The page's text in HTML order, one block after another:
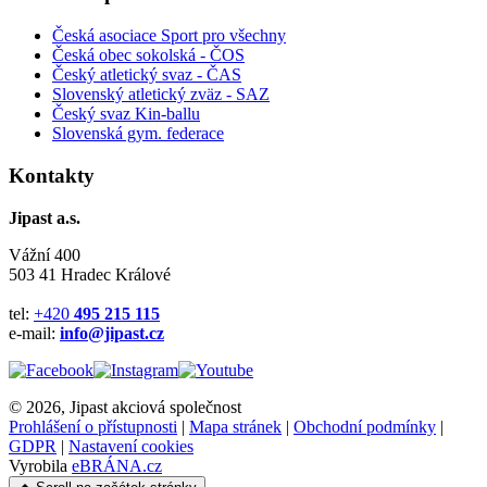
Česká asociace Sport pro všechny
Česká obec sokolská - ČOS
Český atletický svaz - ČAS
Slovenský atletický zväz - SAZ
Český svaz Kin-ballu
Slovenská gym. federace
Kontakty
Jipast a.s.
Vážní 400
503 41 Hradec Králové
tel: +420 495 215 115
e-mail: info@jipast.cz
© 2026, Jipast akciová společnost
Prohlášení o přístupnosti | Mapa stránek | Obchodní podmínky |
GDPR | Nastavení cookies
Vyrobila eBRÁNA.cz